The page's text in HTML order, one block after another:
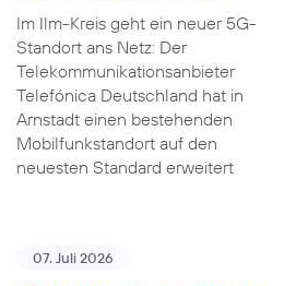
Im Ilm-Kreis geht ein neuer 5G-
Standort ans Netz: Der
Telekommunikationsanbieter
Telefónica Deutschland hat in
Arnstadt einen bestehenden
Mobilfunkstandort auf den
neuesten Standard erweitert
07. Juli 2026